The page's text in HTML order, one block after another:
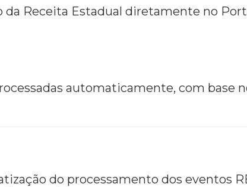
Receita Estadual diretamente no
automaticamente, com base
do processamento dos eventos